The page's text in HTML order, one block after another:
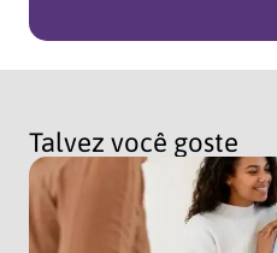
Talvez você goste